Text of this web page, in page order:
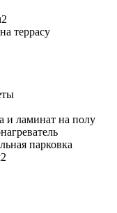
террасу
и ламинат на полу
парковка